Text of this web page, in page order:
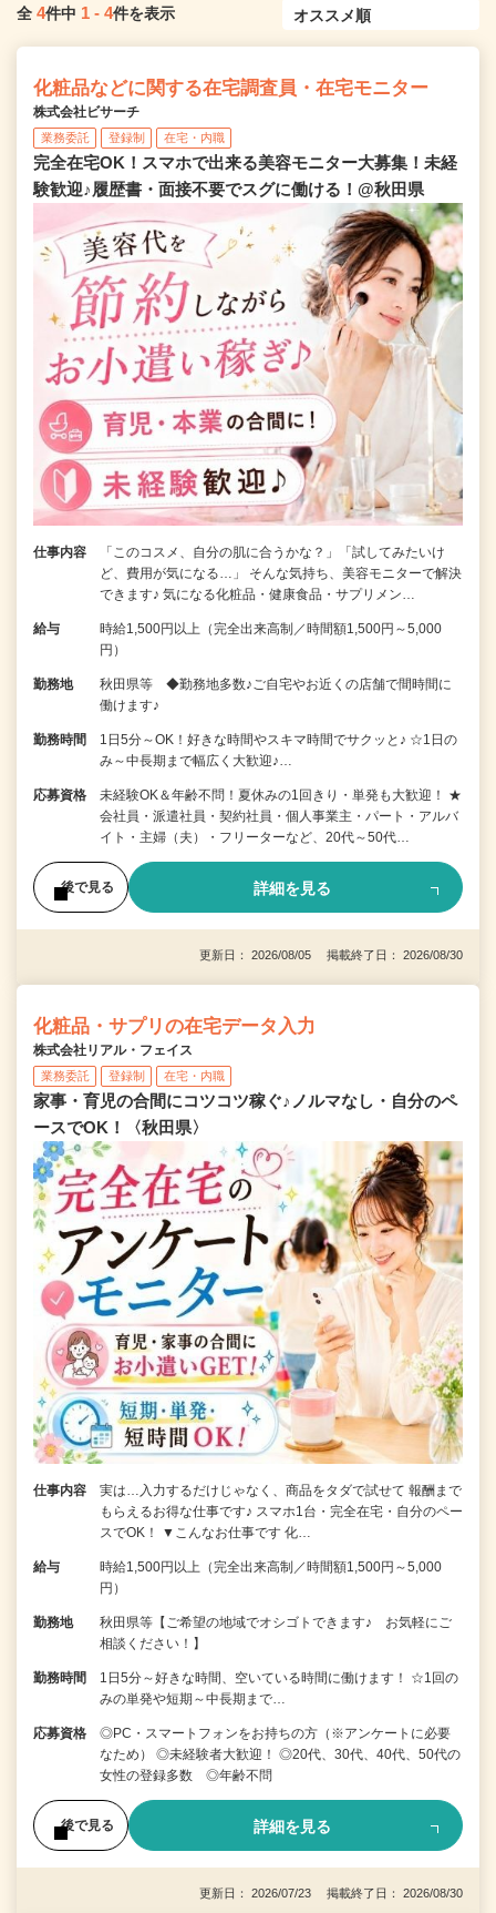
全 4件中 1 - 4件を表示
化粧品などに関する在宅調査員・在宅モニター
株式会社ビサーチ
業務委託 登録制 在宅・内職
完全在宅OK！スマホで出来る美容モニター大募集！未経
験歓迎♪履歴書・面接不要でスグに働ける！@秋田県
仕事内容
「このコスメ、自分の肌に合うかな？」「試してみたいけ
ど、費用が気になる…」 そんな気持ち、美容モニターで解決
できます♪ 気になる化粧品・健康食品・サプリメン…
給与
時給1,500円以上（完全出来高制／時間額1,500円～5,000
円）
勤務地
秋田県等 ◆勤務地多数♪ご自宅やお近くの店舗で間時間に
働けます♪
勤務時間
1日5分～OK！好きな時間やスキマ時間でサクッと♪ ☆1日の
み～中長期まで幅広く大歓迎♪…
応募資格
未経験OK＆年齢不問！夏休みの1回きり・単発も大歓迎！ ★
会社員・派遣社員・契約社員・個人事業主・パート・アルバ
イト・主婦（夫）・フリーターなど、20代～50代…
後で見る 詳細を見る
更新日： 2026/08/05 掲載終了日： 2026/08/30
化粧品・サプリの在宅データ入力
株式会社リアル・フェイス
業務委託 登録制 在宅・内職
家事・育児の合間にコツコツ稼ぐ♪ノルマなし・自分のペ
ースでOK！〈秋田県〉
仕事内容
実は…入力するだけじゃなく、商品をタダで試せて 報酬まで
もらえるお得な仕事です♪ スマホ1台・完全在宅・自分のペー
スでOK！ ▼こんなお仕事です 化…
給与
時給1,500円以上（完全出来高制／時間額1,500円～5,000
円）
勤務地
秋田県等【ご希望の地域でオシゴトできます♪ お気軽にご
相談ください！】
勤務時間
1日5分～好きな時間、空いている時間に働けます！ ☆1回の
みの単発や短期～中長期まで…
応募資格
◎PC・スマートフォンをお持ちの方（※アンケートに必要
なため） ◎未経験者大歓迎！ ◎20代、30代、40代、50代の
女性の登録多数 ◎年齢不問
後で見る 詳細を見る
更新日： 2026/07/23 掲載終了日： 2026/08/30